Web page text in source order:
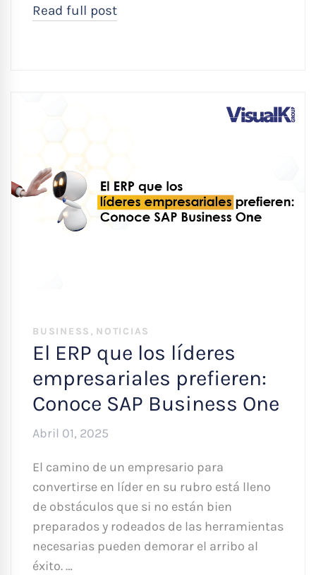
Read full post
BUSINESS , NOTICIAS
El ERP que los líderes
empresariales prefieren:
Conoce SAP Business One
Abril 01, 2025
El camino de un empresario para
convertirse en líder en su rubro está lleno
de obstáculos que si no están bien
preparados y rodeados de las herramientas
necesarias pueden demorar el arribo al
éxito. …